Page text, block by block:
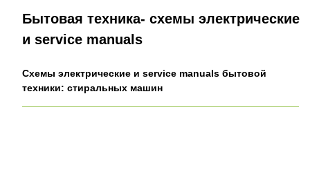
Бытовая техника- схемы электрические
и service manuals
Схемы электрические и service manuals бытовой
техники: стиральных машин